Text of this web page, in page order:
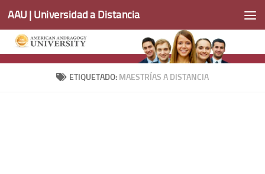
Saltar al contenido
AAU | Universidad a Distancia
ETIQUETADO: MAESTRÍAS A DISTANCIA